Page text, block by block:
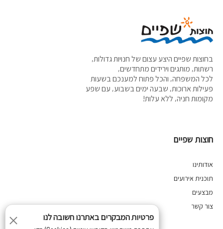
בחוצות שפיים היצע עצום של חנויות גדולות,
רשתות, מותגים וירידים מתחדשים,
לכל המשפחה, והכל פתוח למענכם בשעות
פעילות ארוכות, שבעה ימים בשבוע, עם שפע
מקומות חניה, ללא עלות!
חוצות שפיים
אודותינו
תוכנית אירועים
מבצעים
צור קשר
פרטיות המבקרים באתרנו חשובה לנו